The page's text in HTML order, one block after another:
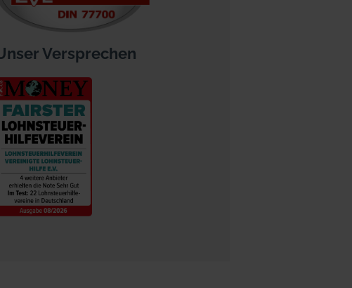
Versprechen